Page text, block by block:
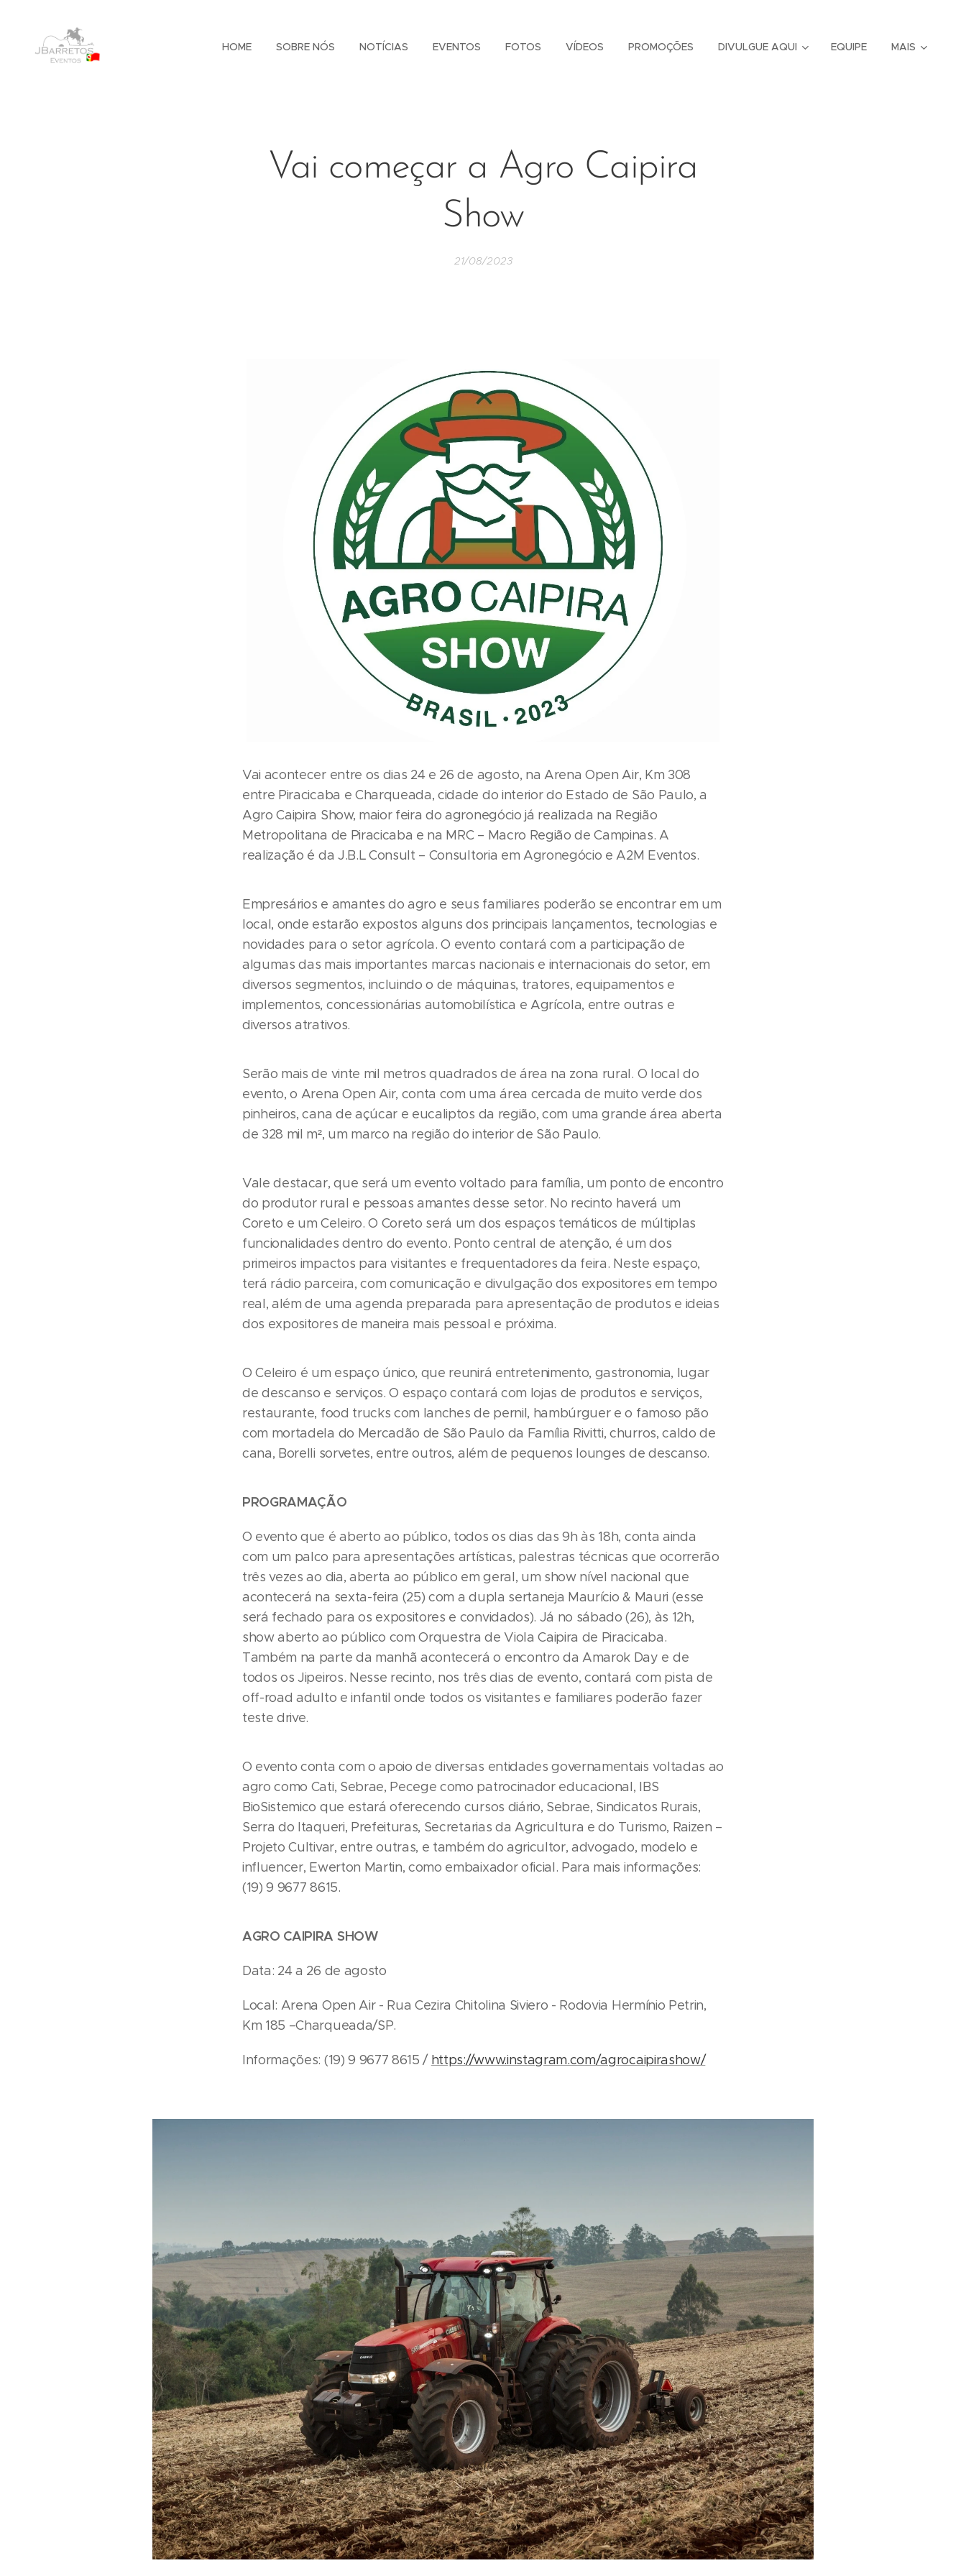
HOME SOBRE NÓS NOTÍCIAS EVENTOS FOTOS VÍDEOS PROMOÇÕES DIVULGUE AQUI EQUIPE MAIS
Vai começar a Agro Caipira
Show
21/08/2023
Vai acontecer entre os dias 24 e 26 de agosto, na Arena Open Air, Km 308
entre Piracicaba e Charqueada, cidade do interior do Estado de São Paulo, a
Agro Caipira Show, maior feira do agronegócio já realizada na Região
Metropolitana de Piracicaba e na MRC – Macro Região de Campinas. A
realização é da J.B.L Consult – Consultoria em Agronegócio e A2M Eventos.
Empresários e amantes do agro e seus familiares poderão se encontrar em um
local, onde estarão expostos alguns dos principais lançamentos, tecnologias e
novidades para o setor agrícola. O evento contará com a participação de
algumas das mais importantes marcas nacionais e internacionais do setor, em
diversos segmentos, incluindo o de máquinas, tratores, equipamentos e
implementos, concessionárias automobilística e Agrícola, entre outras e
diversos atrativos.
Serão mais de vinte mil metros quadrados de área na zona rural. O local do
evento, o Arena Open Air, conta com uma área cercada de muito verde dos
pinheiros, cana de açúcar e eucaliptos da região, com uma grande área aberta
de 328 mil m², um marco na região do interior de São Paulo.
Vale destacar, que será um evento voltado para família, um ponto de encontro
do produtor rural e pessoas amantes desse setor. No recinto haverá um
Coreto e um Celeiro. O Coreto será um dos espaços temáticos de múltiplas
funcionalidades dentro do evento. Ponto central de atenção, é um dos
primeiros impactos para visitantes e frequentadores da feira. Neste espaço,
terá rádio parceira, com comunicação e divulgação dos expositores em tempo
real, além de uma agenda preparada para apresentação de produtos e ideias
dos expositores de maneira mais pessoal e próxima.
O Celeiro é um espaço único, que reunirá entretenimento, gastronomia, lugar
de descanso e serviços. O espaço contará com lojas de produtos e serviços,
restaurante, food trucks com lanches de pernil, hambúrguer e o famoso pão
com mortadela do Mercadão de São Paulo da Família Rivitti, churros, caldo de
cana, Borelli sorvetes, entre outros, além de pequenos lounges de descanso.
PROGRAMAÇÃO
O evento que é aberto ao público, todos os dias das 9h às 18h, conta ainda
com um palco para apresentações artísticas, palestras técnicas que ocorrerão
três vezes ao dia, aberta ao público em geral, um show nível nacional que
acontecerá na sexta-feira (25) com a dupla sertaneja Maurício & Mauri (esse
será fechado para os expositores e convidados). Já no sábado (26), às 12h,
show aberto ao público com Orquestra de Viola Caipira de Piracicaba.
Também na parte da manhã acontecerá o encontro da Amarok Day e de
todos os Jipeiros. Nesse recinto, nos três dias de evento, contará com pista de
off-road adulto e infantil onde todos os visitantes e familiares poderão fazer
teste drive.
O evento conta com o apoio de diversas entidades governamentais voltadas ao
agro como Cati, Sebrae, Pecege como patrocinador educacional, IBS
BioSistemico que estará oferecendo cursos diário, Sebrae, Sindicatos Rurais,
Serra do Itaqueri, Prefeituras, Secretarias da Agricultura e do Turismo, Raizen –
Projeto Cultivar, entre outras, e também do agricultor, advogado, modelo e
influencer, Ewerton Martin, como embaixador oficial. Para mais informações:
(19) 9 9677 8615.
AGRO CAIPIRA SHOW
Data: 24 a 26 de agosto
Local: Arena Open Air - Rua Cezira Chitolina Siviero - Rodovia Hermínio Petrin,
Km 185 –Charqueada/SP.
Informações: (19) 9 9677 8615 / https://www.instagram.com/agrocaipirashow/